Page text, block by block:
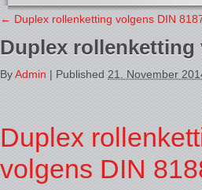
← Duplex rollenketting volgens DIN
Duplex rollenketting
ByAdmin | Published 21. November
Duplex
volgens DIN